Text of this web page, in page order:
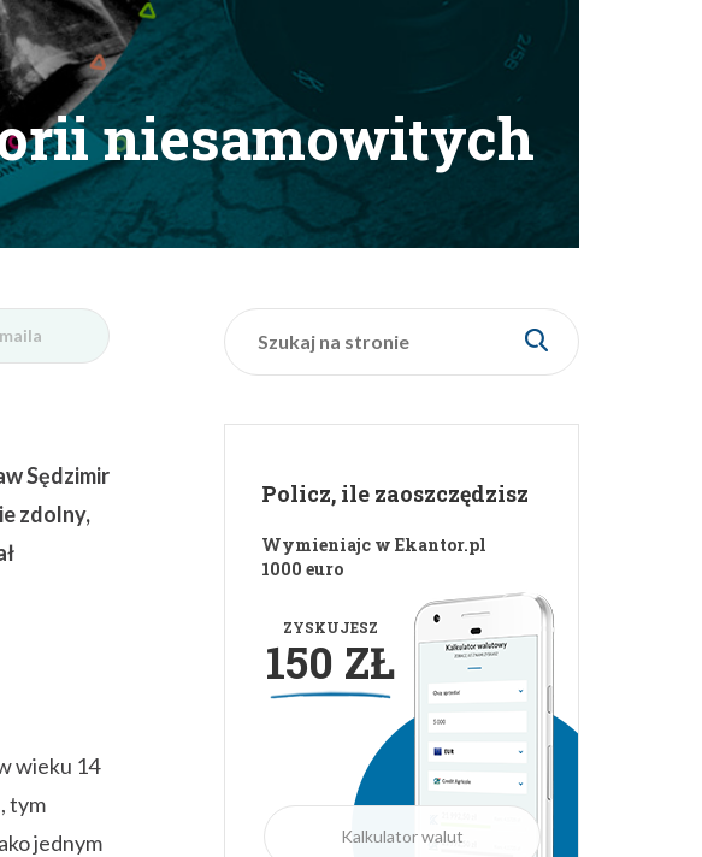
niesamowitych
Sędzimir
zdolny,
wieku 14
tym
jednym
Policz, ile zaoszczędzisz
Wymieniajc w Ekantor.pl
1000 euro
ZYSKUJESZ
150 ZŁ
Kalkulator walut